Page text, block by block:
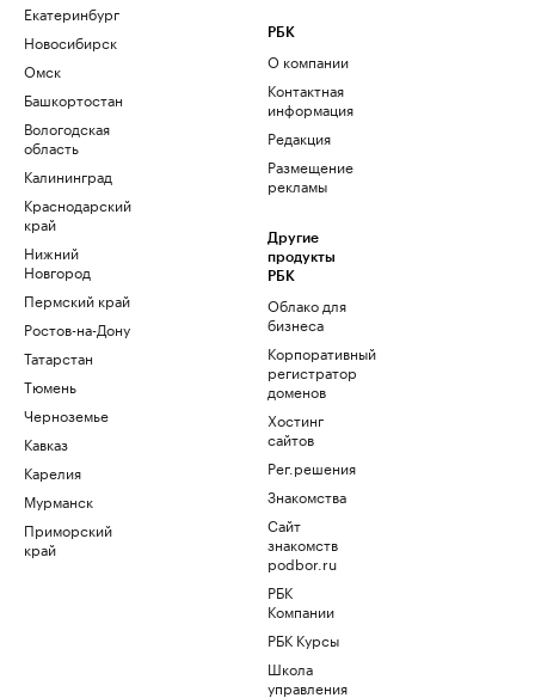
Екатеринбург
Новосибирск
Омск
Башкортостан
Вологодская
область
Калининград
Краснодарский
край
Нижний
Новгород
Пермский край
Ростов-на-Дону
Татарстан
Тюмень
Черноземье
Кавказ
Карелия
Мурманск
Приморский
край
РБК
О компании
Контактная
информация
Редакция
Размещение
рекламы
Другие
продукты
РБК
Облако для
бизнеса
Корпоративный
регистратор
доменов
Хостинг
сайтов
Рег.решения
Знакомства
Сайт
знакомств
podbor.ru
РБК
Компании
РБК Курсы
Школа
управления